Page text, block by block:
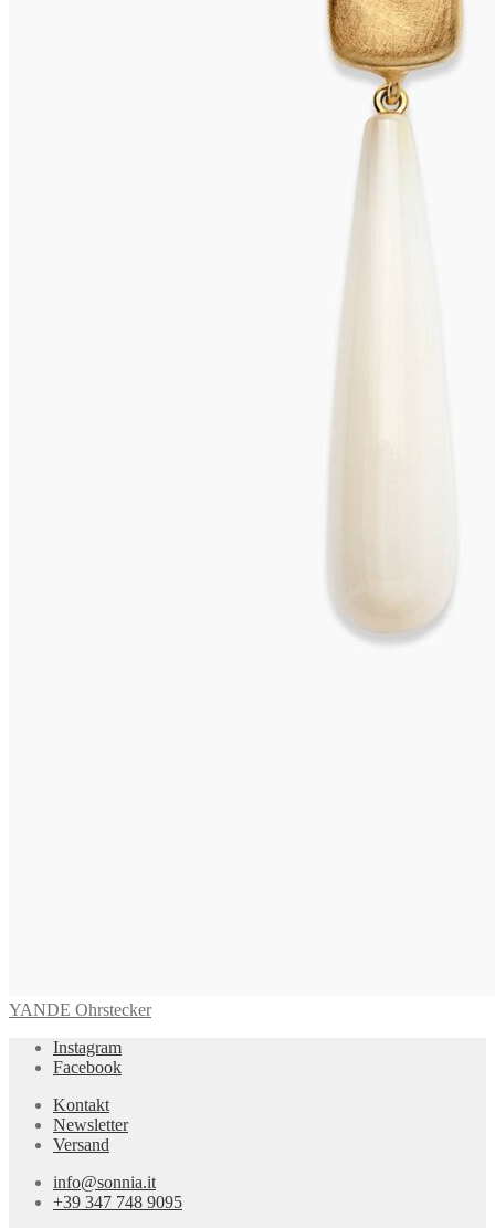
YANDE Ohrstecker
Instagram
Facebook
Kontakt
Newsletter
Versand
info@sonnia.it
+39 347 748 9095